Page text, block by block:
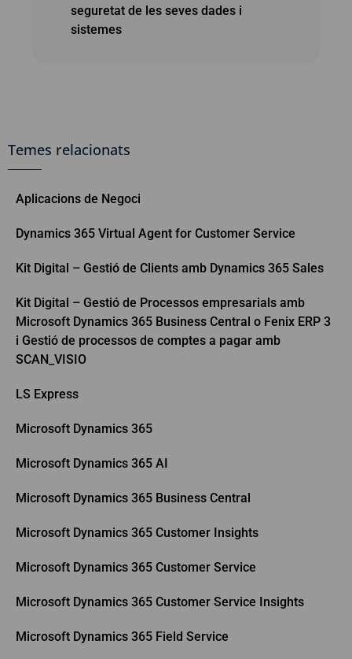
seguretat de les seves dades i
sistemes
Temes relacionats
Aplicacions de Negoci
Dynamics 365 Virtual Agent for Customer Service
Kit Digital – Gestió de Clients amb Dynamics 365 Sales
Kit Digital – Gestió de Processos empresarials amb
Microsoft Dynamics 365 Business Central o Fenix ERP 3
i Gestió de processos de comptes a pagar amb
SCAN_VISIO
LS Express
Microsoft Dynamics 365
Microsoft Dynamics 365 AI
Microsoft Dynamics 365 Business Central
Microsoft Dynamics 365 Customer Insights
Microsoft Dynamics 365 Customer Service
Microsoft Dynamics 365 Customer Service Insights
Microsoft Dynamics 365 Field Service